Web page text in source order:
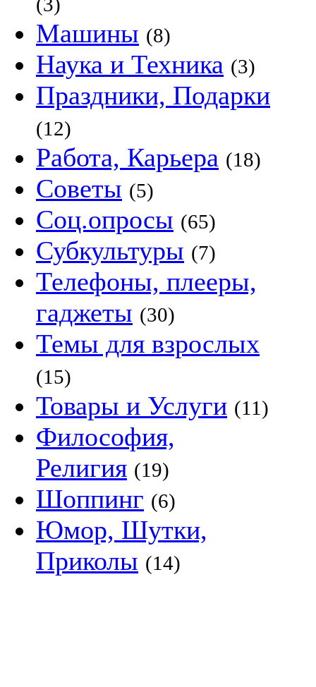
Машины (8)
Наука и Техника (3)
Праздники, Подарки
(12)
Работа, Карьера (18)
Советы (5)
Соц.опросы (65)
Субкультуры (7)
Телефоны, плееры,
гаджеты (30)
Темы для взрослых
(15)
Товары и Услуги (11)
Философия,
Религия (19)
Шоппинг (6)
Юмор, Шутки,
Приколы (14)